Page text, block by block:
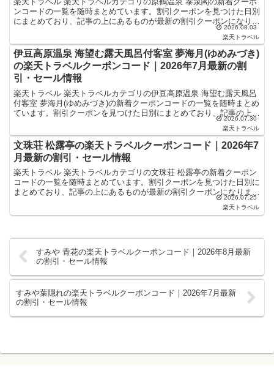
ンコードの一覧を随時まとめています。割引クーポンを見つけた日別
にまとめており、記事の上にあるものが最新の割引クーポンになりま
す。ホテル・旅館宿泊の予約などで使えるクーポンやセー...2026.08.03
楽天トラベル
伊豆高原温泉 海望む露天風呂付客室 夢海月(ゆめみづき)
の楽天トラベルクーポンコード｜2026年7月最新の割
引・セール情報
楽天トラベル 楽天トラベルカテゴリの伊豆高原温泉 海望む露天風呂
付客室 夢海月(ゆめみづき)の新着クーポンコードの一覧を随時まとめ
ています。割引クーポンを見つけた日別にまとめており、記事の上に
2026.07.30
楽天トラベル
文珠荘 松露亭の楽天トラベルクーポンコード｜2026年7
月最新の割引・セール情報
楽天トラベル 楽天トラベルカテゴリの文珠荘 松露亭の新着クーポン
コードの一覧を随時まとめています。割引クーポンを見つけた日別に
まとめており、記事の上にあるものが最新の割引クーポンになりま
す。ホテル・旅館宿泊の予約などで使えるクーポンやセール...2026.07.25
楽天トラベル
すみや 青花の楽天トラベルクーポンコード｜2026年8月最新
の割引・セール情報
すみや葉隠れの楽天トラベルクーポンコード｜2026年7月最新
の割引・セール情報